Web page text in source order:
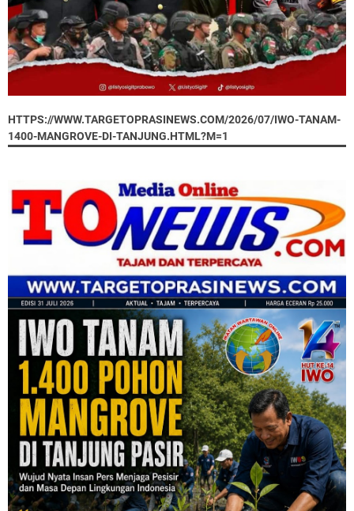
HTTPS://WWW.TARGETOPRASINEWS.COM/2026/07/IWO-TANAM-
1400-MANGROVE-DI-TANJUNG.HTML?M=1